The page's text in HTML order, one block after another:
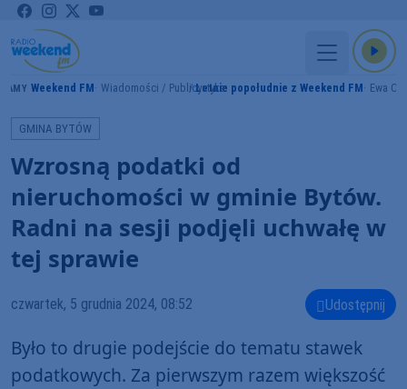
Weekend FM Wiadomości / PublicystykaLetnie popołudnie z Weekend FM Ewa
GMINA BYTÓW
Wzrosną podatki od
nieruchomości w gminie Bytów.
Radni na sesji podjęli uchwałę w
tej sprawie
czwartek, 5 grudnia 2024, 08:52 Udostępnij
Było to drugie podejście do tematu stawek
podatkowych. Za pierwszym razem większość